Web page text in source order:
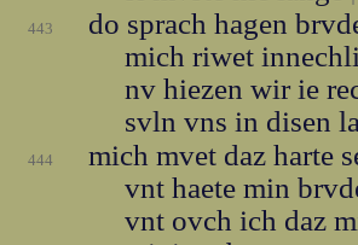
443
do sprach hagen
mich riwet
nv hiezen wir ie
svln vns in disen
444
mich mvet daz harte
vnt haete min
vnt ovch ich daz